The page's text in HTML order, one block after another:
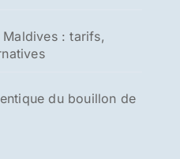
Maldives : tarifs,
du bouillon de